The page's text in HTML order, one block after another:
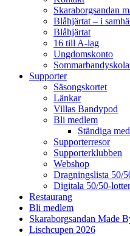
Skaraborgsandan
Blåhjärtat – i
Blåhjärtat
16 till A-lag
Ungdomskonto
Supporter
Säsongskortet
Länkar
Villas Bandypod
Bli medlem
Ständiga
Supporterresor
Supporterklubben
Webshop
Dragningslista 50/
Digitala 50/50-lotter
Restaurang
Bli medlem
Skaraborgsandan Made
Lischcupen 2026